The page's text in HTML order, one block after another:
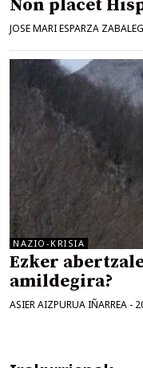
Non placet
JOSE MARI ESPARZA
NAZIO-KRISIA
Ezker
amildegira?
ASIER AIZPURUA IÑARREA -